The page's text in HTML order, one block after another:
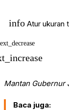
info Atur ukuran
Mantan Gubernur
Baca juga: